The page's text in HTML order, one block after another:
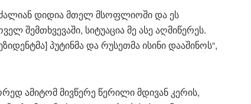
დიდია მთელ მსოფლიოში და ეს
შემთხვევაში, სიტუაცია მე ასე აღმიწერეს.
პუტინმა და რუსეთმა ისინი დააშინოს“,
ამიტომ მივწერე წერილი მდივან კერის,